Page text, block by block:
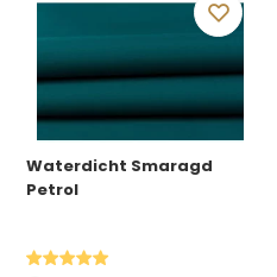
Waterdicht Smaragd
Petrol